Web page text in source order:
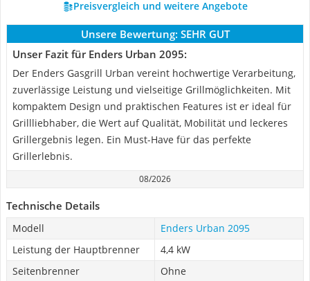
Preisvergleich und weitere Angebote
Unsere Bewertung: SEHR GUT
Unser Fazit für Enders Urban 2095:
Der Enders Gasgrill Urban vereint hochwertige Verarbeitung,
zuverlässige Leistung und vielseitige Grillmöglichkeiten. Mit
kompaktem Design und praktischen Features ist er ideal für
Grillliebhaber, die Wert auf Qualität, Mobilität und leckeres
Grillergebnis legen. Ein Must-Have für das perfekte
Grillerlebnis.
08/2026
Technische Details
Modell
Enders Urban 2095
Leistung der Hauptbrenner
4,4 kW
Seitenbrenner
Ohne